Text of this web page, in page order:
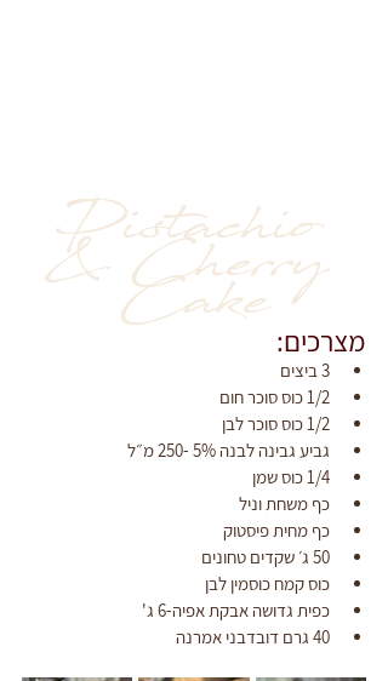
Pistachio
& Cherry
Cake מצרכים:
3 ביצים
1/2 כוס סוכר חום
1/2 כוס סוכר לבן
גביע גבינה לבנה 5% -250 מ״ל
1/4 כוס שמן
כף משחת וניל
כף מחית פיסטוק
50 ג׳ שקדים טחונים
כוס קמח כוסמין לבן
כפית גדושה אבקת אפיה-6 ג'
40 גרם דובדבני אמרנה